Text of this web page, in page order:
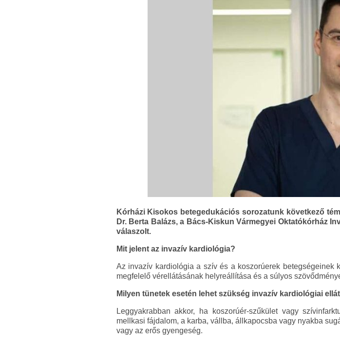
Kórházi Kisokos betegedukációs sorozatunk következő
Dr. Berta Balázs, a Bács-Kiskun Vármegyei Oktatókórház
válaszolt.
Mit jelent az invazív kardiológia?
Az invazív kardiológia a szív és a koszorúerek betegségeinek
megfelelő vérellátásának helyreállítása és a súlyos
Milyen tünetek esetén lehet szükség invazív kardiológiai
Leggyakrabban akkor, ha koszorúér-szűkület vagy
mellkasi fájdalom, a karba, vállba, állkapocsba vagy nyakba
vagy az erős gyengeség.